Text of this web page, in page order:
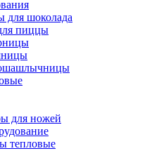
для шоколада
пиццы
для ножей
тепловые